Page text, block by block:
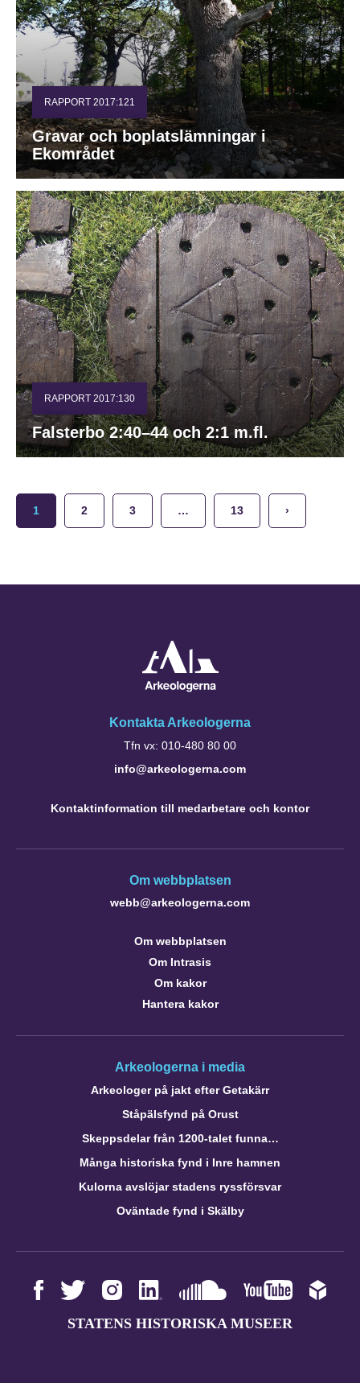
RAPPORT 2017:121
Gravar och boplatslämningar i
Ekområdet
RAPPORT 2017:130
Falsterbo 2:40–44 och 2:1 m.fl.
1 2 3 … 13 ›
Kontakta Arkeologerna
Tfn vx: 010-480 80 00
info@arkeologerna.com
Kontaktinformation till medarbetare och kontor
Om webbplatsen
webb@arkeologerna.com
Om webbplatsen
Om Intrasis
Om kakor
Hantera kakor
Arkeologerna i media
Arkeologer på jakt efter Getakärr
Ståpälsfynd på Orust
Skeppsdelar från 1200-talet funna…
Många historiska fynd i Inre hamnen
Kulorna avslöjar stadens ryssförsvar
Oväntade fynd i Skälby
STATENS HISTORISKA MUSEER